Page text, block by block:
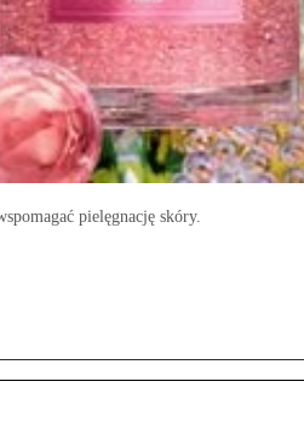
pielęgnację skóry.